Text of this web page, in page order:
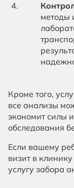
методы
Кроме того,
все анализы
экономит силы
обследования
Если вашему
визит в
услугу забора